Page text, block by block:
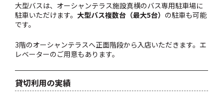
大型バスは、オーシャンテラス施設真横のバス専用駐車場に
駐車いただけます。 大型バス複数台（最大5台） の駐車も可能
です。
3階のオーシャンテラスへ正面階段から入店いただきます。エ
レベーターのご用意もあります。
貸切利用の実績